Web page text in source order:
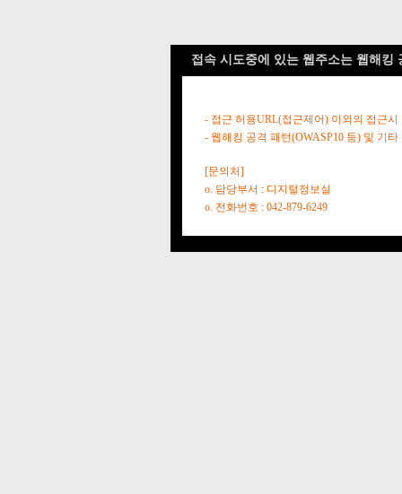
접속 시도중에 있는 웹주소는 웹해킹
- 접근 허용URL(접근제어) 이외의 접근시
- 웹해킹 공격 패턴(OWASP10 등) 및 기
[문의처]
o. 담당부서 : 디지털정보실
o. 전화번호 : 042-879-6249